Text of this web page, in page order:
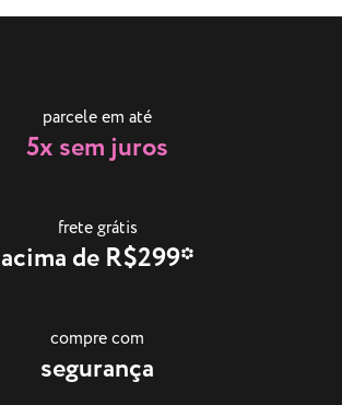
parcele em até
5x sem juros
frete grátis
acima de R$299*
compre com
segurança